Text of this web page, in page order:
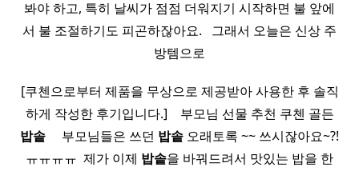
봐야 하고, 특히 날씨가 점점 더워지기 시작하면 불 앞에
서 불 조절하기도 피곤하잖아요. ​ ​ 그래서 오늘은 신상 주
방템으로
[쿠첸으로부터 제품을 무상으로 제공받아 사용한 후 솔직
하게 작성한 후기입니다.] ​ ​ ​ 부모님 선물 추천 쿠첸 골든
밥솥 ​ ​ ​ ​ 부모님들은 쓰던 밥솥 오래토록 ~~ 쓰시잖아요~?!
ㅠㅠㅠㅠ ​ 제가 이제 밥솥을 바꿔드려서 맛있는 밥을 한